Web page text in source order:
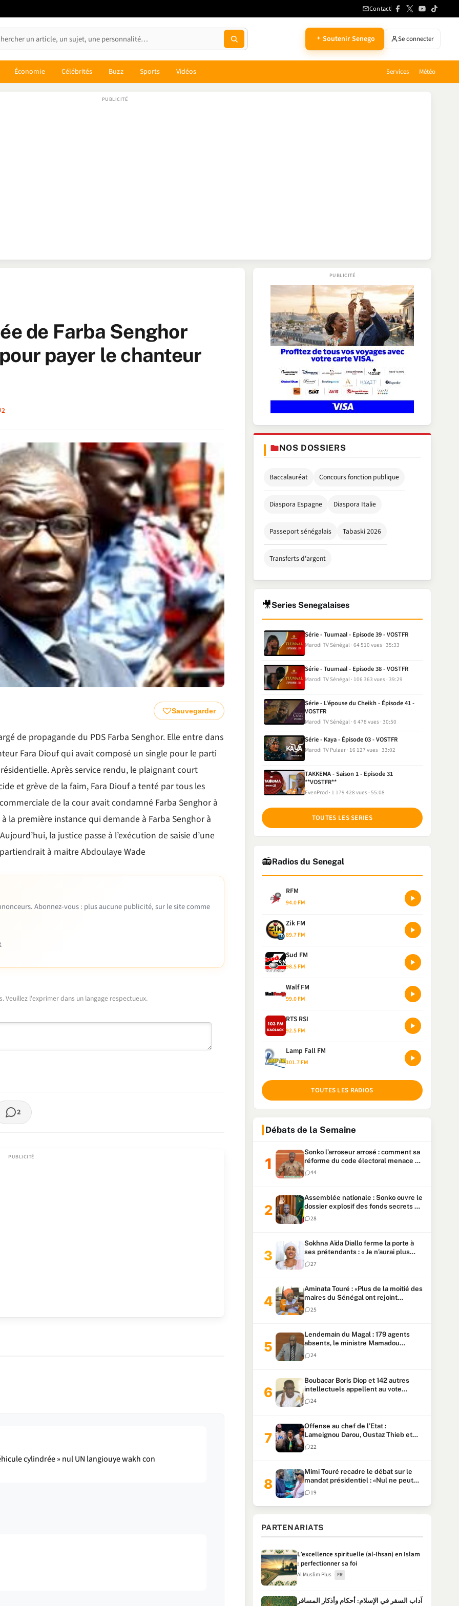
Contact
Soutenir Senego Se connecter
Économie Célébrités Buzz Sports Vidéos Services Météo
de Farba Senghor
payer le chanteur
2
Sauvegarder
de propagande du PDS Farba Senghor. Elle entre dans
Fara Diouf qui avait composé un single pour le parti
Après service rendu, le plaignant court
et grève de la faim, Fara Diouf a tenté par tous les
de la cour avait condamné Farba Senghor à
la première instance qui demande à Farba Senghor à
la justice passe à l’exécution de saisie d’une
à maitre Abdoulaye Wade
Abonnez-vous : plus aucune publicité, sur le site comme
l'exprimer dans un langage respectueux.
2
cylindrée » nul UN langiouye wakh con
NOS DOSSIERS
Baccalauréat Concours fonction publique
Diaspora Espagne Diaspora Italie
Passeport sénégalais Tabaski 2026
Transferts d'argent
🎥Series Senegalaises
Série - Tuumaal - Episode 39 - VOSTFR
Marodi TV Sénégal 64 510 vues 35:33
Série - Tuumaal - Episode 38 - VOSTFR
Marodi TV Sénégal 106 363 vues 39:29
Série - L'épouse du Cheikh - Épisode 41 -
VOSTFR
Marodi TV Sénégal 6 478 vues 30:50
Série - Kaya - Épisode 03 - VOSTFR
Marodi TV Pulaar 16 127 vues 33:02
TAKKEMA - Saison 1 - Episode 31
**VOSTFR**
EvenProd 1 179 428 vues 55:08
TOUTES LES SERIES
📻Radios du Senegal
RFM
94.0 FM
Zik FM
89.7 FM
Sud FM
98.5 FM
Walf FM
99.0 FM
RTS RSI
92.5 FM
Lamp Fall FM
101.7 FM
TOUTES LES RADIOS
Débats de la Semaine
Sonko l’arroseur arrosé : comment sa
réforme du code électoral menace sa
candidature
44
Assemblée nationale : Sonko ouvre le
dossier explosif des fonds secrets et
du patrimoine présidentiel
28
Sokhna Aïda Diallo ferme la porte à
ses prétendants : « Je n’aurai plus
jamais un autre mari »
27
Aminata Touré : «Plus de la moitié des
maires du Sénégal ont rejoint
Kiiraay»
25
Lendemain du Magal : 179 agents
absents, le ministre Mamadou
Lamine Dianté exige des explications
24
Boubacar Boris Diop et 142 autres
intellectuels appellent au vote
urgent de la révision
constitutionnelle
24
Offense au chef de l’Etat :
Lameignou Darou, Oustaz Thieb et
Ndiaye Touba lourdement
condamnés
22
Mimi Touré recadre le débat sur le
mandat présidentiel : «Nul ne peut
faire plus de deux mandats
consécutifs de 5 ans»
19
PARTENARIATS
L’excellence spirituelle (al-Ihsan) en Islam
: perfectionner sa foi
Al Muslim Plus FR
آداب السفر في الإسلام: أحكام وأذكار المسافر